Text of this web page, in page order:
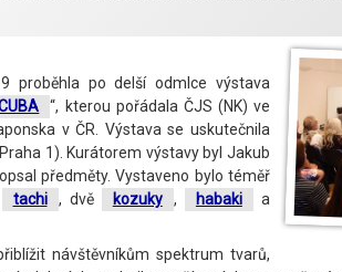
proběhla po delší odmlce výstava
“, kterou pořádala ČJS (NK) ve
v ČR. Výstava se uskutečnila
1). Kurátorem výstavy byl Jakub
předměty. Vystaveno bylo téměř
tachi , dvě kozuky , habaki
a
návštěvníkům spektrum tvarů,